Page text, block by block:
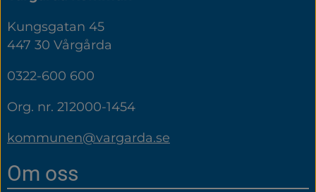
Kungsgatan 45
447 30 Vårgårda
0322-600 600
Org. nr. 212000-1454
kommunen@vargarda.se
Om oss